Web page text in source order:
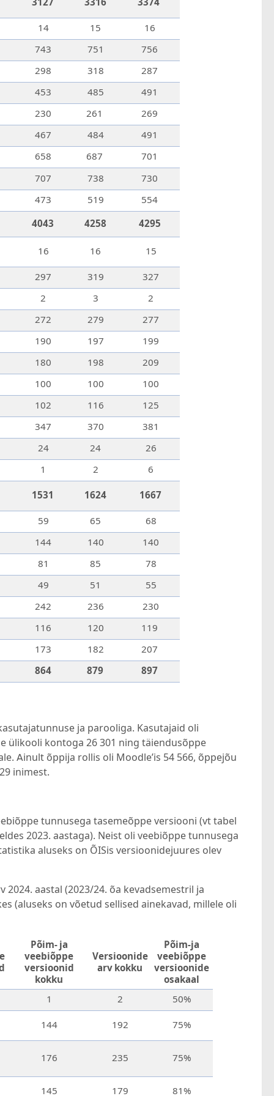
3127 3316 3374
14 15
16
743
751
756
298
318
287
453
485
491
230
261
269
467
484
491
658
687
701
707
738
730
473
519 554
4043 4258 4295
16 16 15
297 319
327
2
3
2
272
279
277
190
197
199
180
198
209
100
100
100
102
116
125
347
370
381
24
24
26
1
2 6
1531 1624 1667
59 65
68
144
140
140
81
85
78
49
51
55
242
236
230
116
120
119
173
182
207
864
879 897
ja parooliga. Kasutajaid oli
ülikooli kontoga 26 301 ning täiendusõppe
Ainult õppija rollis oli Moodle’is 54 566, õppejõu
inimest.
tunnusega tasemeõppe versiooni (vt tabel
2023. aastaga). Neist oli veebiõppe tunnusega
aluseks on ÕISis versioonidejuures olev
aastal (2023/24. õa kevadsemestril ja
(aluseks on võetud sellised ainekavad, millele oli
Põim- ja
veebiõppe
versioonid
kokku
Versioonide
arv kokku
Põim-ja
veebiõppe
versioonide
osakaal
1
2 50%
144 192 75%
176 235 75%
145 179 81%